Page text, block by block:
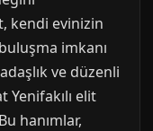
kendi evinizin
imkanı
ve düzenli
elit
hanımlar,